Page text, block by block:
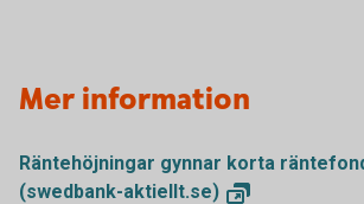
Mer information
Räntehöjningar gynnar korta
(swedbank-aktiellt.se)